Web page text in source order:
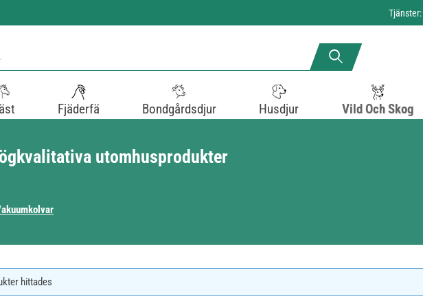
Tjänster:
Fjäderfä Bondgårdsdjur Husdjur Vild Och Skog
utomhusprodukter
hittades